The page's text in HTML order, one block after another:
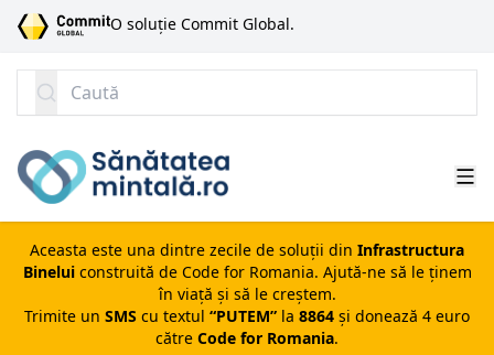
SARI LA CONȚINUT
O soluție Commit Global.
Caută
Aceasta este una dintre zecile de soluții din Infrastructura
Bineluiconstruită de Code for Romania. Ajută-ne să le ținem
în viață și să le creștem.
Trimite un SMS cu textul “PUTEM” la 8864 și donează 4 euro
către Code for Romania.